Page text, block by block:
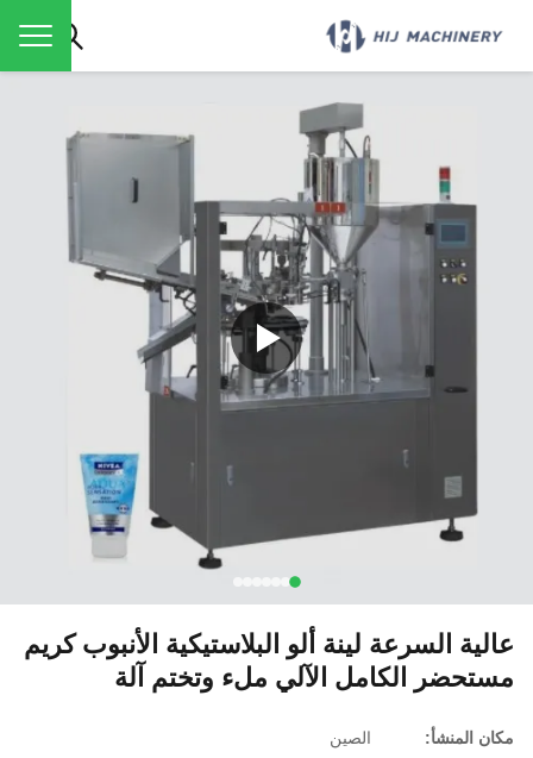
عالية السرعة لينة ألو البلاستيكية الأنبوب كريم
مستحضر الكامل الآلي ملء وتختم آلة
مكان المنشأ: الصين